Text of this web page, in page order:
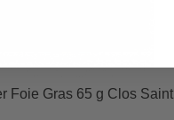
Foie Gras 65 g Clos Saint